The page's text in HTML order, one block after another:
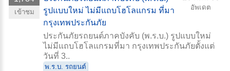
เข้าชม
รูปแบบใหม่ ไม่มีแถบโฮโลแกรม ที่มา
กรุงเทพประกันภัย
อัพเดต
ประกันภัยรถยนต์ภาคบังคับ (พ.ร.บ.) รูปแบบใหม่
ไม่มีแถบโฮโลแกรมที่มา กรุงเทพประกันภัยตั้งแต่
วันที่ 3..
พ.ร.บ. รถยนต์